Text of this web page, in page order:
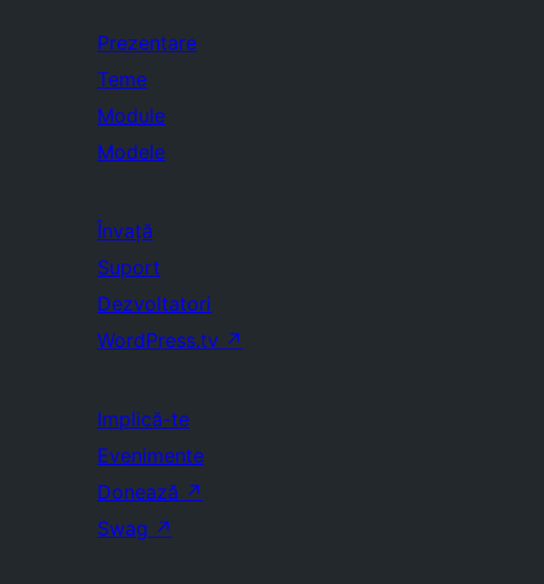
Prezentare
Teme
Module
Modele
Învață
Suport
Dezvoltatori
WordPress.tv ↗
Implică-te
Evenimente
Donează ↗
Swag ↗